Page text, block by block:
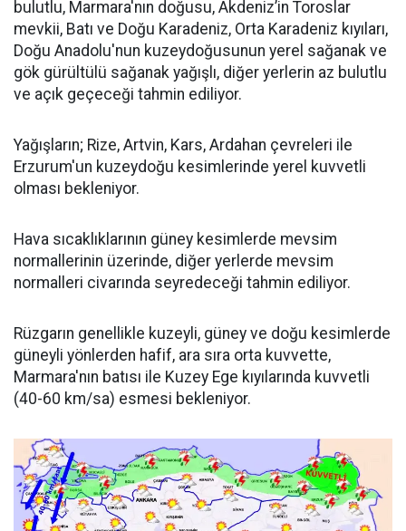
bulutlu, Marmara'nın doğusu, Akdeniz’in Toroslar
mevkii, Batı ve Doğu Karadeniz, Orta Karadeniz kıyıları,
Doğu Anadolu'nun kuzeydoğusunun yerel sağanak ve
gök gürültülü sağanak yağışlı, diğer yerlerin az bulutlu
ve açık geçeceği tahmin ediliyor.
Yağışların; Rize, Artvin, Kars, Ardahan çevreleri ile
Erzurum'un kuzeydoğu kesimlerinde yerel kuvvetli
olması bekleniyor.
Hava sıcaklıklarının güney kesimlerde mevsim
normallerinin üzerinde, diğer yerlerde mevsim
normalleri civarında seyredeceği tahmin ediliyor.
Rüzgarın genellikle kuzeyli, güney ve doğu kesimlerde
güneyli yönlerden hafif, ara sıra orta kuvvette,
Marmara'nın batısı ile Kuzey Ege kıyılarında kuvvetli
(40-60 km/sa) esmesi bekleniyor.